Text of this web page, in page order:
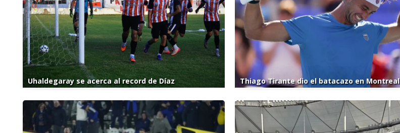
Uhaldegaray se acerca al record de Díaz Thiago Tirante dio el batacazo en Montreal